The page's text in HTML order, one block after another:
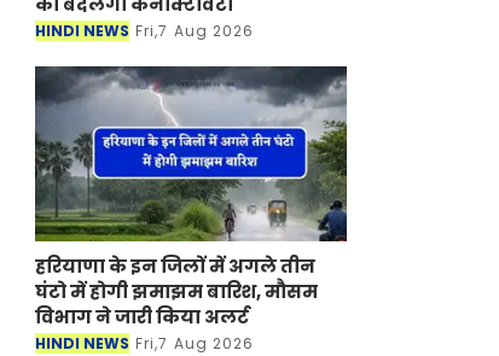
HINDI NEWS Fri,7 Aug 2026
हरियाणा के इन जिलों में अगले तीन
घंटो में होगी झमाझम बारिश, मौसम
विभाग ने जारी किया अलर्ट
HINDI NEWS Fri,7 Aug 2026